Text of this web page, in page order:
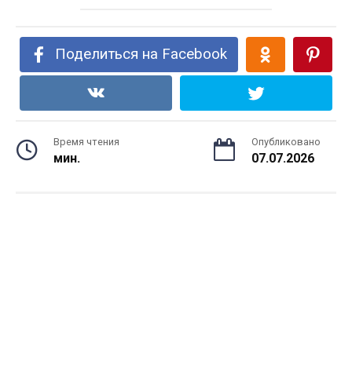
Поделиться на Facebook
Время чтения
мин.
Опубликовано
07.07.2026